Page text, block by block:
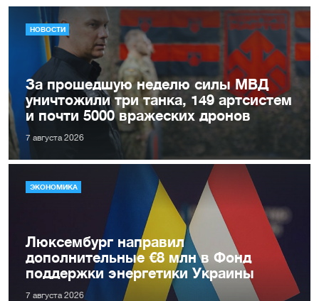
НОВОСТИ
За прошедшую неделю силы МВД
уничтожили три танка, 149 артсистем
и почти 5000 вражеских дронов
7 августа 2026
ЭКОНОМИКА
Люксембург направил
дополнительные €8 млн в Фонд
поддержки энергетики Украины
7 августа 2026